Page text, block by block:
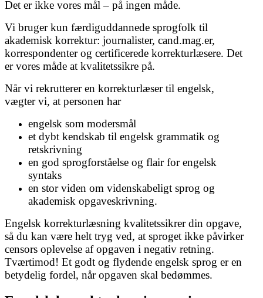
Det er ikke vores mål – på ingen måde.
Vi bruger kun færdiguddannede sprogfolk til
akademisk korrektur: journalister, cand.mag.er,
korrespondenter og certificerede korrekturlæsere. Det
er vores måde at kvalitetssikre på.
Når vi rekrutterer en korrekturlæser til engelsk,
vægter vi, at personen har
engelsk som modersmål
et dybt kendskab til engelsk grammatik og
retskrivning
en god sprogforståelse og flair for engelsk
syntaks
en stor viden om videnskabeligt sprog og
akademisk opgaveskrivning.
Engelsk korrekturlæsning kvalitetssikrer din opgave,
så du kan være helt tryg ved, at sproget ikke påvirker
censors oplevelse af opgaven i negativ retning.
Tværtimod! Et godt og flydende engelsk sprog er en
betydelig fordel, når opgaven skal bedømmes.